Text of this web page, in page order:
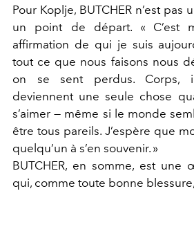
Pour Koplje, BUTCHER n’est pas
un point de départ. « C’est
affirmation de qui je suis
tout ce que nous faisons nous
on se sent perdus. Corps,
deviennent une seule chose
s’aimer — même si le monde
être tous pareils. J’espère que
quelqu’un à s’en souvenir. »
BUTCHER, en somme, est
qui, comme toute bonne